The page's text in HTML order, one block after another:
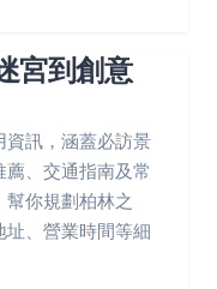
宮到創意
資訊，涵蓋必訪景
、交通指南及常
幫你規劃柏林之
、營業時間等細